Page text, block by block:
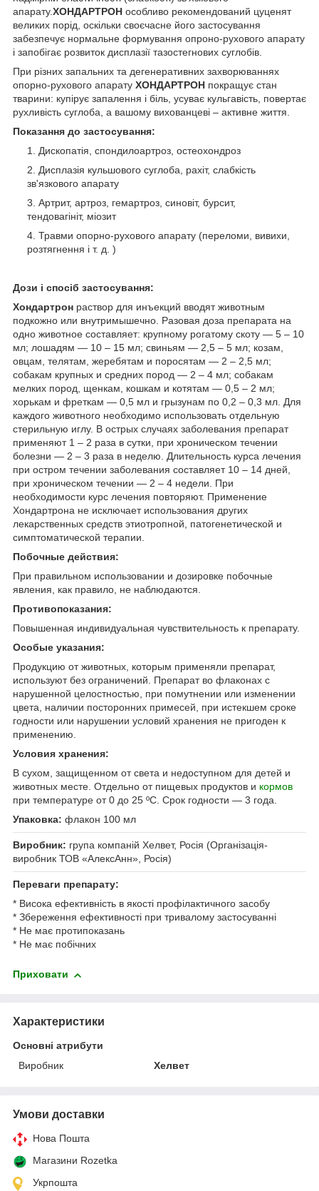
апарату.ХОНДАРТРОН особливо рекомендований цуценят
великих порід, оскільки своєчасне його застосування
забезпечує нормальне формування опроно-рухового апарату
і запобігає розвиток дисплазії тазостегнових суглобів.
При різних запальних та дегенеративних захворюваннях
опорно-рухового апарату ХОНДАРТРОН покращує стан
тварини: купірує запалення і біль, усуває кульгавість, повертає
рухливість суглоба, а вашому вихованцеві – активне життя.
Показання до застосування:
Дископатія, спондилоартроз, остеохондроз
Дисплазія кульшового суглоба, рахіт, слабкість
зв'язкового апарату
Артрит, артроз, гемартроз, синовіт, бурсит,
тендовагініт, міозит
Травми опорно-рухового апарату (переломи, вивихи,
розтягнення і т. д. )
Дози і спосіб застосування:
Хондартрон раствор для инъекций вводят животным
подкожно или внутримышечно. Разовая доза препарата на
одно животное составляет: крупному рогатому скоту — 5 – 10
мл; лошадям — 10 – 15 мл; свиньям — 2,5 – 5 мл; козам,
овцам, телятам, жеребятам и поросятам — 2 – 2,5 мл;
собакам крупных и средних пород — 2 – 4 мл; собакам
мелких пород, щенкам, кошкам и котятам — 0,5 – 2 мл;
хорькам и фреткам — 0,5 мл и грызунам по 0,2 – 0,3 мл. Для
каждого животного необходимо использовать отдельную
стерильную иглу. В острых случаях заболевания препарат
применяют 1 – 2 раза в сутки, при хроническом течении
болезни — 2 – 3 раза в неделю. Длительность курса лечения
при остром течении заболевания составляет 10 – 14 дней,
при хроническом течении — 2 – 4 недели. При
необходимости курс лечения повторяют. Применение
Хондартрона не исключает использования других
лекарственных средств этиотропной, патогенетической и
симптоматической терапии.
Побочные действия:
При правильном использовании и дозировке побочные
явления, как правило, не наблюдаются.
Противопоказания:
Повышенная индивидуальная чувствительность к препарату.
Особые указания:
Продукцию от животных, которым применяли препарат,
используют без ограничений. Препарат во флаконах с
нарушенной целостностью, при помутнении или изменении
цвета, наличии посторонних примесей, при истекшем сроке
годности или нарушении условий хранения не пригоден к
применению.
Условия хранения:
В сухом, защищенном от света и недоступном для детей и
животных месте. Отдельно от пищевых продуктов и кормов
при температуре от 0 до 25 ºС. Срок годности — 3 года.
Упаковка: флакон 100 мл
Виробник: група компаній Хелвет, Росія (Організація-
виробник ТОВ «АлексАнн», Росія)
Переваги препарату:
* Висока ефективність в якості профілактичного засобу
* Збереження ефективності при тривалому застосуванні
* Не має протипоказань
* Не має побічних
Приховати
Характеристики
Основні атрибути
Виробник
Хелвет
Умови доставки
Нова Пошта
Магазини Rozetka
Укрпошта